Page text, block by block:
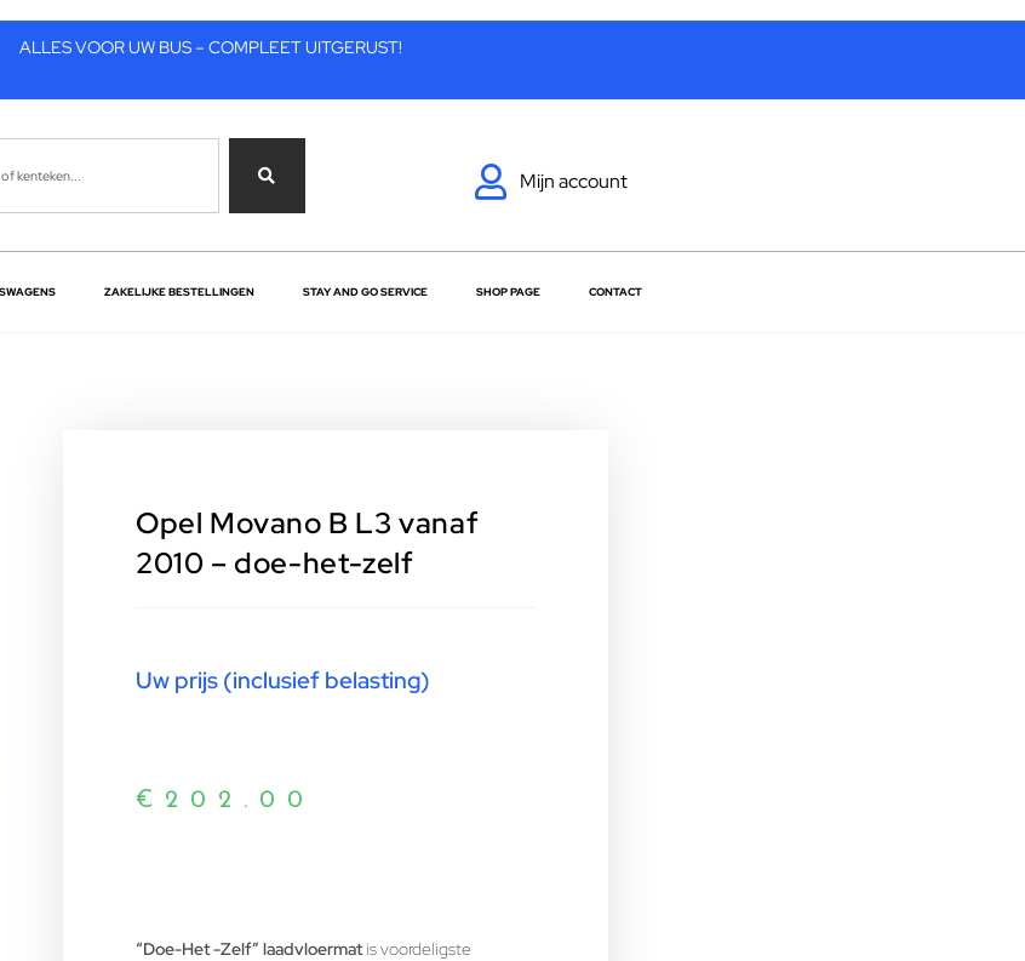
ALLES VOOR UW BUS – COMPLEET UITGERUST!
Mijn account
ZAKELIJKE BESTELLINGEN STAY AND GO SERVICE SHOP PAGE CONTACT
Opel Movano B L3 vanaf
2010 – doe-het-zelf
Uw prijs (inclusief belasting)
€ 202.00
“Doe-Het -Zelf” laadvloermatis voordeligste